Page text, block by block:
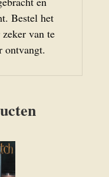
Bestel het
van te
ontvangt.